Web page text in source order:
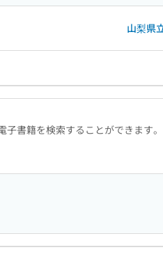
山梨県
書籍を検索することができます。